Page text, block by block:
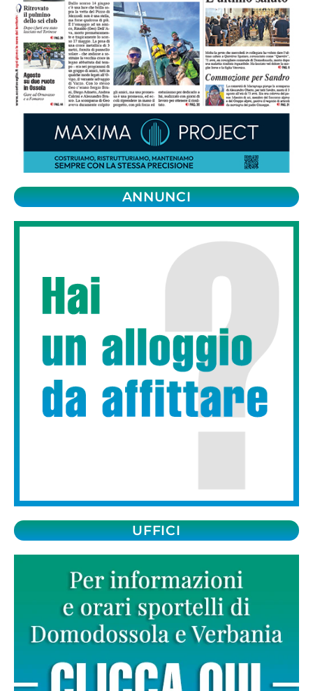
ANNUNCI
UFFICI